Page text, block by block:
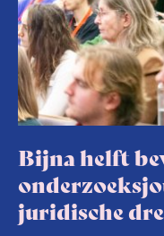
Bijna helft
juridische